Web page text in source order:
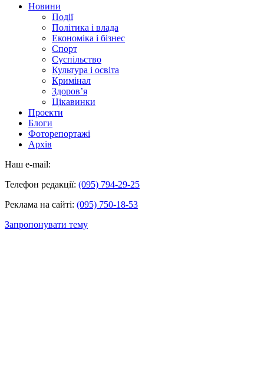
Новини
Події
Політика і влада
Економіка і бізнес
Спорт
Суспільство
Культура і освіта
Кримінал
Здоров’я
Цікавинки
Проекти
Блоги
Фоторепортажі
Архів
Наш e-mail:
Телефон редакції: (095) 794-29-25
Реклама на сайті: (095) 750-18-53
Запропонувати тему